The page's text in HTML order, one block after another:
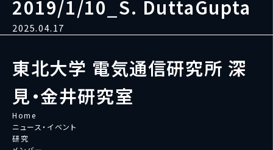
2019/1/10_S. DuttaGupta
2025.04.17
東北大学 電気通信研究所 深
見・金井研究室
Home
ニュース・イベント
研究